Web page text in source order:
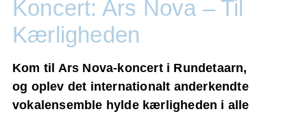
Koncert: Ars Nova – Til
Kærligheden
Kom til Ars Nova-koncert i Rundetaarn,
og oplev det internationalt anderkendte
vokalensemble hylde kærligheden i alle